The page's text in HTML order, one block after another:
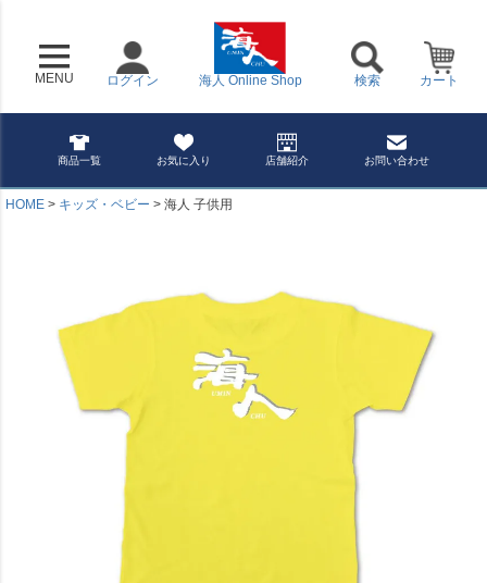
MENU 海人 Online Shop
ログイン 検索 カート
商品一覧 お気に入り 店舗紹介 お問い合わせ
HOME キッズ・ベビー 海人 子供用